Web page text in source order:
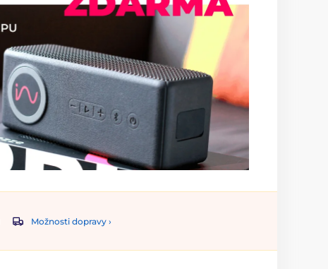
Možnosti dopravy ›